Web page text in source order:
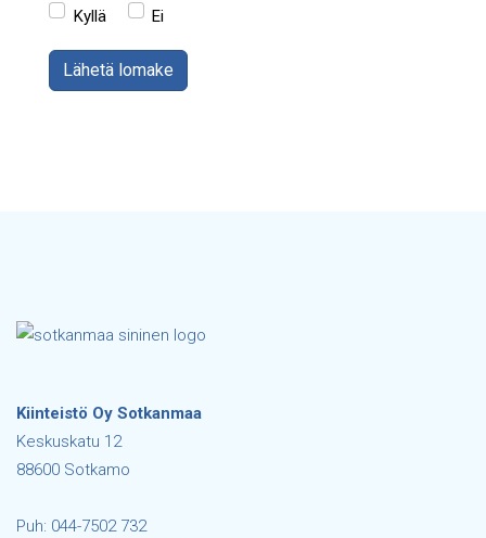
Kyllä
Ei
Lähetä lomake
Kiinteistö Oy Sotkanmaa
Keskuskatu 12
88600 Sotkamo
Puh: 044-7502 732